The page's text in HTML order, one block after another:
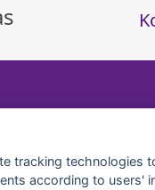
tracking technologies
according to users'